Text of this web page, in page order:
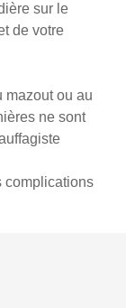
sur le
de votre
mazout ou au
ne sont
complications